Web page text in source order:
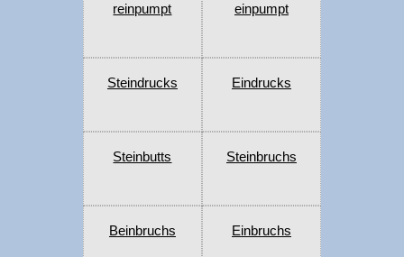
reinpumpt einpumpt
Steindrucks Eindrucks
Steinbutts Steinbruchs
Beinbruchs Einbruchs